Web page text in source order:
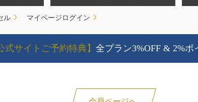
ル マイページログイン
式サイトご予約特典】 全プラン3%OFF & 2%ポ